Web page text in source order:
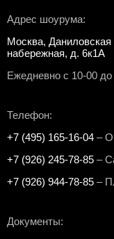
Адрес шоурума:
Москва, Даниловская
набережная, д. 6к1А
Ежедневно с 10-00 до
Телефон:
+7 (495) 165-16-04 –
+7 (926) 245-78-85 –
+7 (926) 944-78-85 –
Документы: